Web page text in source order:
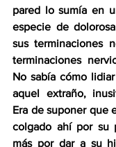
pared lo sumía en
especie de
sus terminaciones
terminaciones
No sabía cómo
aquel extraño,
Era de suponer que
colgado ahí por su
más por dar a su